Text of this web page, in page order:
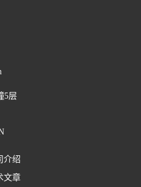
5层
介绍
文章